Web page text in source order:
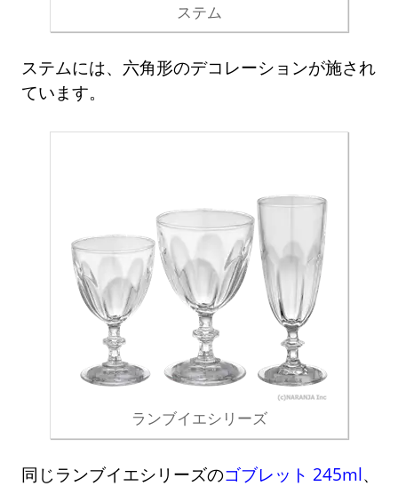
ステム
ステムには、六角形のデコレーションが施され
ています。
ランブイエシリーズ
同じランブイエシリーズのゴブレット 245ml、